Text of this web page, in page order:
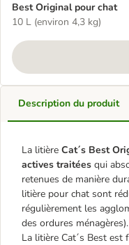
Best Original pour chat
10 L (environ 4,3 kg)
Description du produit
La litière Cat´s Best
actives traitées qui
retenues de manière
litière pour chat sont
régulièrement les
des ordures ménagères).
La litière Cat´s Best est